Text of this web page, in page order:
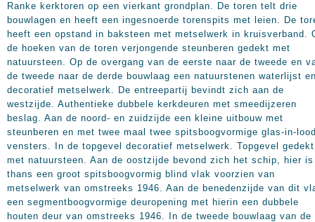
Ranke kerktoren op een vierkant grondplan. De toren telt drie
bouwlagen en heeft een ingesnoerde torenspits met leien. De
heeft een opstand in baksteen met metselwerk in kruisverband.
de hoeken van de toren verjongende steunberen gedekt met
natuursteen. Op de overgang van de eerste naar de tweede en
de tweede naar de derde bouwlaag een natuurstenen waterlijst
decoratief metselwerk. De entreepartij bevindt zich aan de
westzijde. Authentieke dubbele kerkdeuren met smeedijzeren
beslag. Aan de noord- en zuidzijde een kleine uitbouw met
steunberen en met twee maal twee spitsboogvormige glas-in-
vensters. In de topgevel decoratief metselwerk. Topgevel gedekt
met natuursteen. Aan de oostzijde bevond zich het schip, hier is
thans een groot spitsboogvormig blind vlak voorzien van
metselwerk van omstreeks 1946. Aan de benedenzijde van dit
een segmentboogvormige deuropening met hierin een dubbele
houten deur van omstreeks 1946. In de tweede bouwlaag van de